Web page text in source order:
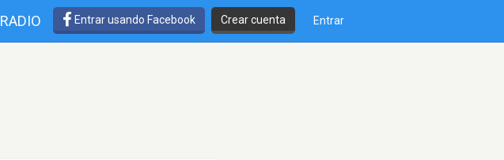
RADIO Entrar usando Facebook Crear cuenta Entrar